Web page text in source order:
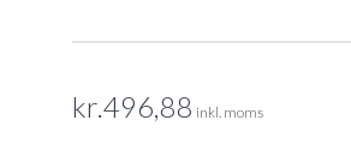
kr.496,88 inkl. moms